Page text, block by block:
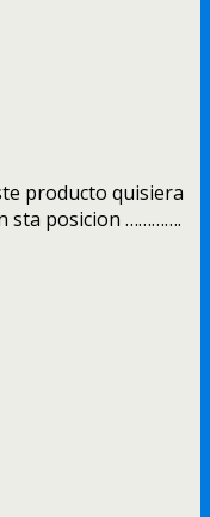
producto quisiera
sta posicion ………….